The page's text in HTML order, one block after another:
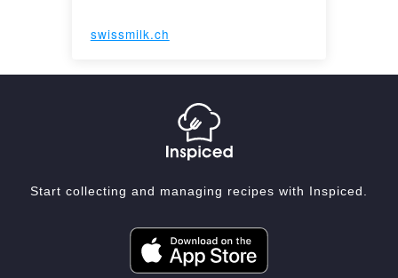
swissmilk.ch
Start collecting and managing recipes with Inspiced.